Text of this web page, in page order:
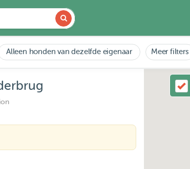
Alleen honden van dezelfde eigenaar Meer filters